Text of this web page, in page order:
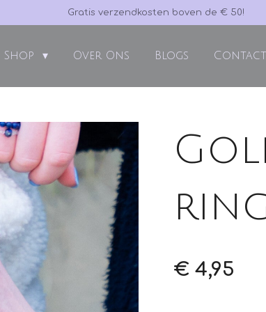
Gratis verzendkosten boven de € 50!
Shop Over Ons Blogs Contact
€ 4,95